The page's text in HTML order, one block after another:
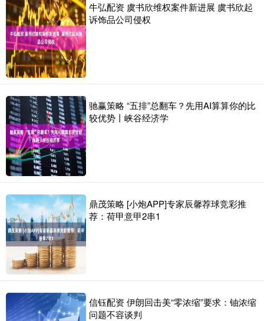
牛弘配资 虞书欣维权案件新进展 虞书欣起
诉饰品公司侵权
驰赢策略 “五排”总翻车？先用AI算算你的比
较优势丨峡谷经济学
鼎茂策略 [小炮APP]专家辰馨荐球竞彩推
荐：荷甲意甲2串1
信钰配资 伊朗回击美“零浓缩”要求：铀浓缩
问题不容谈判